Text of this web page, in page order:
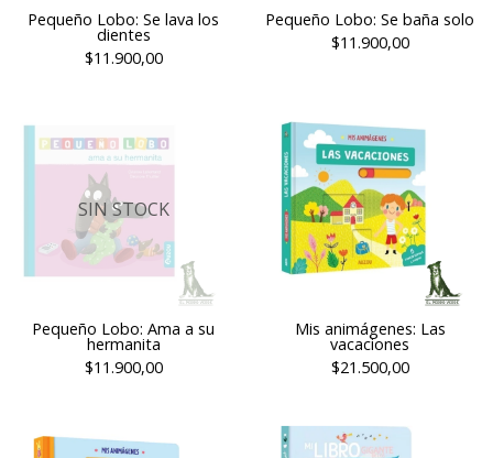
Pequeño Lobo: Se lava los
dientes
$11.900,00
Pequeño Lobo: Se baña solo
$11.900,00
SIN STOCK
Pequeño Lobo: Ama a su
hermanita
$11.900,00
Mis animágenes: Las
vacaciones
$21.500,00